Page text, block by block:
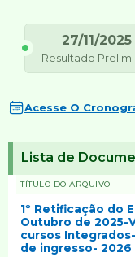
27/11/2025
Resultado
Acesse O
Lista de
TÍTULO DO ARQUIVO
1º Retificação do
Outubro de 2025-
cursos
de ingresso- 2026